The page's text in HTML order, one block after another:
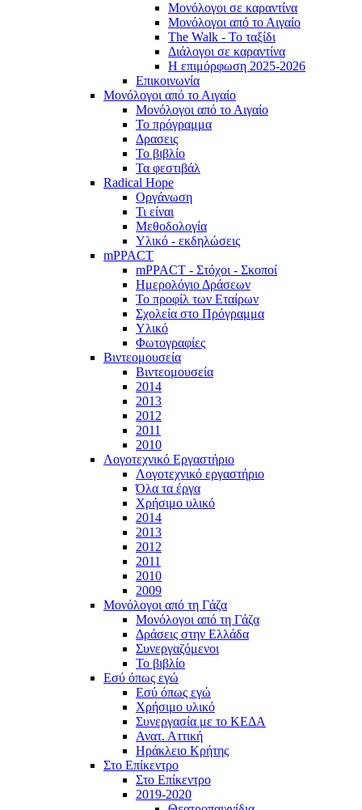
Μονόλογοι σε καραντίνα
Μονόλογοι από το Αιγαίο
The Walk - Το ταξίδι
Διάλογοι σε καραντίνα
Η επιμόρφωση 2025-2026
Επικοινωνία
Μονόλογοι από το Αιγαίο
Μονόλογοι από το Αιγαίο
Το πρόγραμμα
Δρασεις
Το βιβλίο
Τα φεστιβάλ
Radical Hope
Οργάνωση
Τι είναι
Μεθοδολογία
Υλικό - εκδηλώσεις
mPPACT
mPPACT - Στόχοι - Σκοποί
Ημερολόγιο Δράσεων
Το προφίλ των Εταίρων
Σχολεία στο Πρόγραμμα
Υλικό
Φωτογραφίες
Βιντεομουσεία
Βιντεομουσεία
2014
2013
2012
2011
2010
Λογοτεχνικό Εργαστήριο
Λογοτεχνικό εργαστήριο
Όλα τα έργα
Χρήσιμο υλικό
2014
2013
2012
2011
2010
2009
Μονόλογοι από τη Γάζα
Μονόλογοι από τη Γάζα
Δράσεις στην Ελλάδα
Συνεργαζόμενοι
To βιβλίο
Εσύ όπως εγώ
Εσύ όπως εγώ
Χρήσιμο υλικό
Συνεργασία με το ΚΕΔΑ
Ανατ. Αττική
Ηράκλειο Κρήτης
Στο Επίκεντρο
Στο Επίκεντρο
2019-2020